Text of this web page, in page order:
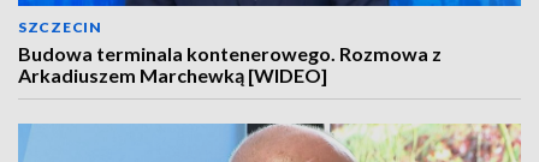
SZCZECIN
Budowa terminala kontenerowego. Rozmowa z
Arkadiuszem Marchewką [WIDEO]